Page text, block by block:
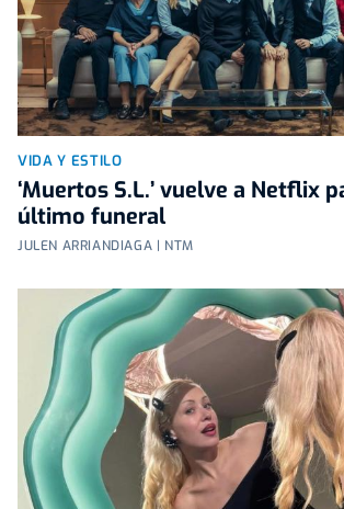
VIDA Y ESTILO
‘Muertos S.L.’ vuelve a Netflix
último funeral
JULEN ARRIANDIAGA | NTM